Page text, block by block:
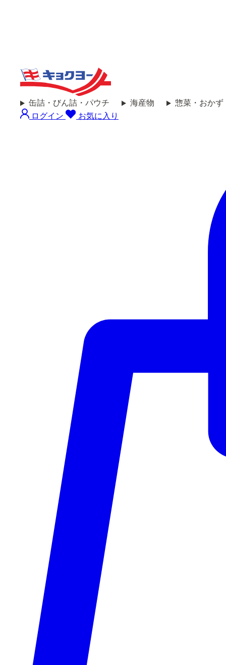
缶詰・びん詰・パウチ 海産物
惣菜・おかず
ログイン
お気に入り